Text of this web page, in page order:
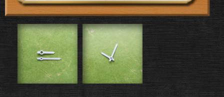
Zboží prodejce: 822 ks
další výrobky